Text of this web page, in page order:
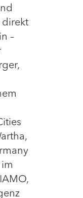
direkt
–